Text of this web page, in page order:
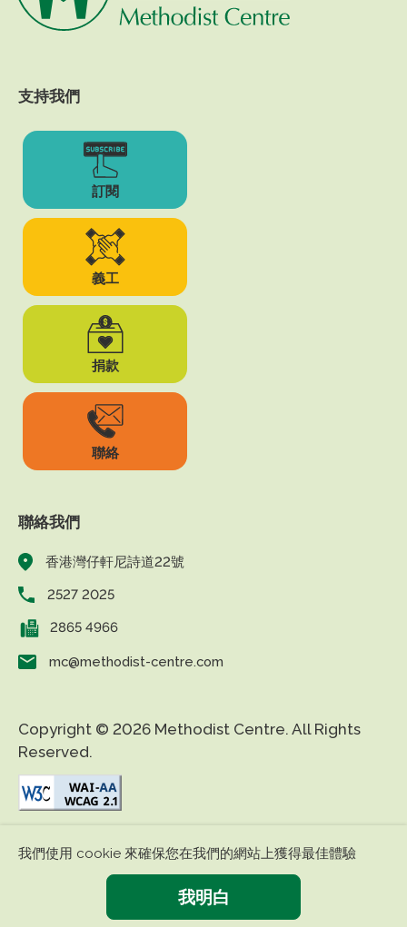
支持我們
訂閱
義工
捐款
聯絡
聯絡我們
香港灣仔軒尼詩道22號
2527 2025
2865 4966
mc@methodist-centre.com
Copyright © 2026 Methodist Centre. All Rights
Reserved.
我們使用 cookie 來確保您在我們的網站上獲得最佳體驗
我明白